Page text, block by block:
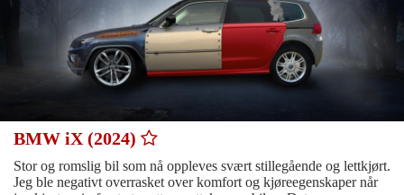
BMW iX (2024)
Stor og romslig bil som nå oppleves svært stillegående og lettkjørt.
Jeg ble negativt overrasket over komfort og kjøreegenskaper når